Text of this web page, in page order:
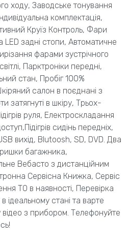
ходу, Заводське тонування
комплектація,
Круїз Контроль, Фари
LED задні стопи, Автоматичне
фарами зустрічного
Парктроніки передні,
стан, Пробіг 100%
салон в поєднані з
затягнуті в шкіру, Трьох-
руля, Електроскладання
сидінь передніх,
вихід, Blutoosh, SD, DVD. Два
багажника,
Вебасто з дистанційним
Сервісна Книжка, Сервіс
ТО в наявності, Перевірка
ідеальному стані та варте
відео з прибором. Телефонуйте